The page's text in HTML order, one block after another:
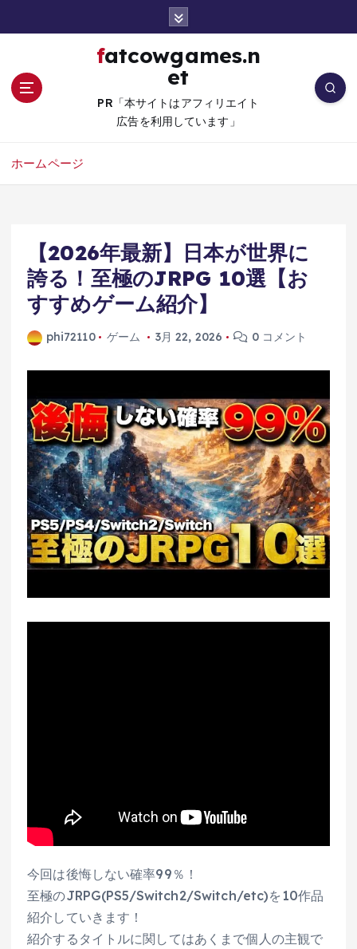
fatcowgames.n
et
PR「本サイトはアフィリエイト
広告を利用しています」
ホームページ
【2026年最新】日本が世界に
誇る！至極のJRPG 10選【お
すすめゲーム紹介】
phi72110 ゲーム 3月 22, 2026 0 コメント
今回は後悔しない確率99％！
至極のJRPG(PS5/Switch2/Switch/etc)を10作品
紹介していきます！
紹介するタイトルに関してはあくまで個人の主観で